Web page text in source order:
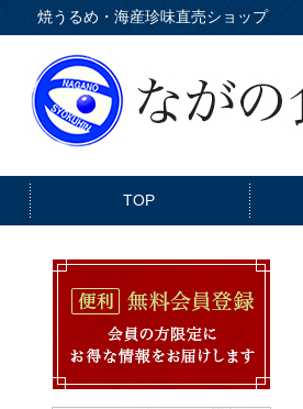
焼うるめ・海産珍味直売ショップ
TOP